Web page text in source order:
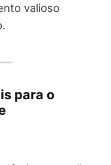
valioso
para o